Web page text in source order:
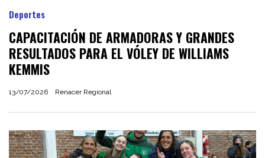
CAPACITACIÓN DE ARMADORAS Y GRANDES
RESULTADOS PARA EL VÓLEY DE WILLIAMS
KEMMIS
Renacer Regional
Deportes
13/07/2026